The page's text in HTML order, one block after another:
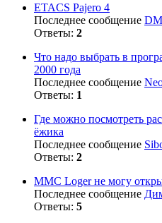
ETACS Pajero 4
Последнее сообщение
Ответы: 2
Что надо выбрать в
2000 года
Последнее сообщение
Ответы: 1
Где можно посмотреть
ёжика
Последнее сообщение
Ответы: 2
MMC Loger не могу
Последнее сообщение
Ответы: 5